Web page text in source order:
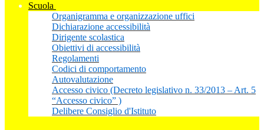
Scuola
Organigramma e organizzazione uffici
Dichiarazione accessibilità
Dirigente scolastica
Obiettivi di accessibilità
Regolamenti
Codici di comportamento
Autovalutazione
Accesso civico (Decreto legislativo n. 33/2013 – Art. 5
“Accesso civico” )
Delibere Consiglio d'Istituto